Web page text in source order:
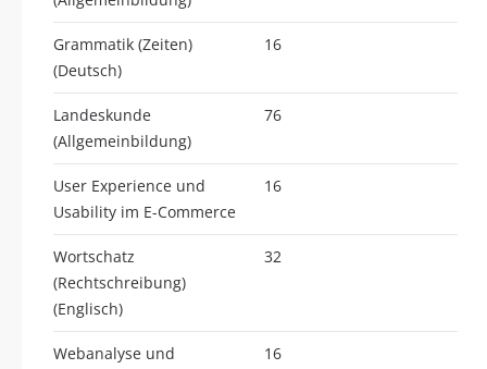
Grammatik (Zeiten)
(Deutsch)
16
Landeskunde
(Allgemeinbildung)
76
User Experience und
Usability im E-Commerce
16
Wortschatz
(Rechtschreibung)
(Englisch)
32
Webanalyse und
16